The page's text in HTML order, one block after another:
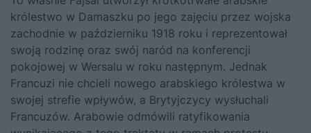
królestwo w Da­maszku po jego zajęciu przez wojska
zachodnie w październiku 1918 roku i reprezentował
swoją rodzinę oraz swój naród na konferen­cji
pokojowej w Wersalu w roku następnym. Jednak
Francuzi nie chcieli nowego arabskiego królestwa w
swojej strefie wpływów, a Brytyjczycy wysłuchali
Francuzów. Arabowie odmówili ratyfikowania